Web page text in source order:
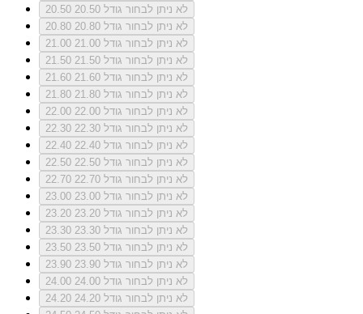
20.50
לא ניתן לבחור גודל 20.50
20.80
לא ניתן לבחור גודל 20.80
21.00
לא ניתן לבחור גודל 21.00
21.50
לא ניתן לבחור גודל 21.50
21.60
לא ניתן לבחור גודל 21.60
21.80
לא ניתן לבחור גודל 21.80
22.00
לא ניתן לבחור גודל 22.00
22.30
לא ניתן לבחור גודל 22.30
22.40
לא ניתן לבחור גודל 22.40
22.50
לא ניתן לבחור גודל 22.50
22.70
לא ניתן לבחור גודל 22.70
23.00
לא ניתן לבחור גודל 23.00
23.20
לא ניתן לבחור גודל 23.20
23.30
לא ניתן לבחור גודל 23.30
23.50
לא ניתן לבחור גודל 23.50
23.90
לא ניתן לבחור גודל 23.90
24.00
לא ניתן לבחור גודל 24.00
24.20
לא ניתן לבחור גודל 24.20